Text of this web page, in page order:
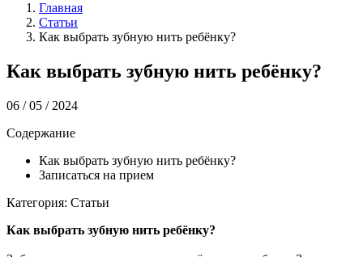
Главная
Статьи
Как выбрать зубную нить ребёнку?
Как выбрать зубную нить ребёнку?
06 / 05 / 2024
Содержание
Как выбрать зубную нить ребёнку?
Записаться на прием
Категория: Статьи
Как выбрать зубную нить ребёнку?